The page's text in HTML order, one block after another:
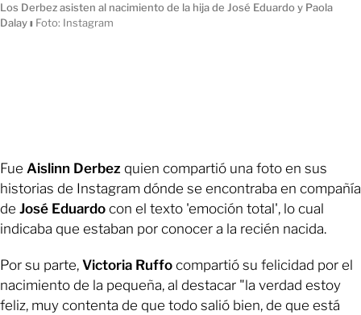
Los Derbez asisten al nacimiento de la hija de José Eduardo y Paola
Dalayı Foto: Instagram
Fue Aislinn Derbez quien compartió una foto en sus
historias de Instagram dónde se encontraba en compañía
de José Eduardo con el texto 'emoción total', lo cual
indicaba que estaban por conocer a la recién nacida.
Por su parte, Victoria Ruffo compartió su felicidad por el
nacimiento de la pequeña, al destacar "la verdad estoy
feliz, muy contenta de que todo salió bien, de que está